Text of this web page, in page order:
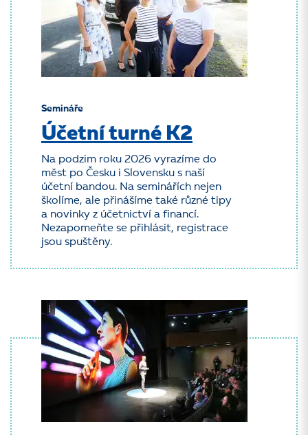
Semináře
Účetní turné K2
Na podzim roku 2026 vyrazíme do
měst po Česku i Slovensku s naší
účetní bandou. Na seminářích nejen
školíme, ale přinášíme také různé tipy
a novinky z účetnictví a financí.
Nezapomeňte se přihlásit, registrace
jsou spuštěny.